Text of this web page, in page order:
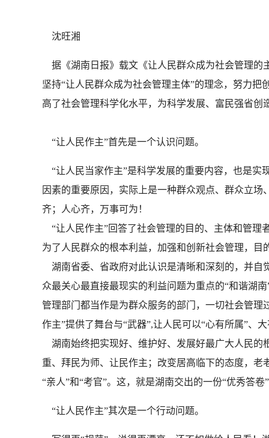
沈旺湘
据《湖南日报》载文《让人民群众成为社会管理的
坚持“让人民群众成为社会管理主体”的理念，努力
高了社会管理科学化水平，为科学发展、富民强省
“让人民作主”首先是一个认识问题。
“让人民当家作主”是科学发展的重要内容，也是实
因素的重要原因，实际上是一种群众观点、群众立
齐；人心齐，万事可为！
“让人民作主”回答了社会管理的目的、主体和管理
为了人民群众的根本利益，加强和创新社会管理，
湖南省委、省政府对此认识是清晰和深刻的，并自
众最关心最直接最现实的利益问题为重点的“和谐湖
管理部门都当作是为群众服务的部门，一切社会管
作主”提供了舞台与“武器”,让人民可以“心有所属”、
湖南始终把实现好、维护好、发展好最广大人民的
重、拜民为师、让民作主；改变居高临下的态度，
“亲人”和“考官”。这，就是湖南交出的一份“优秀答卷
“让人民作主”其次是一个行动问题。